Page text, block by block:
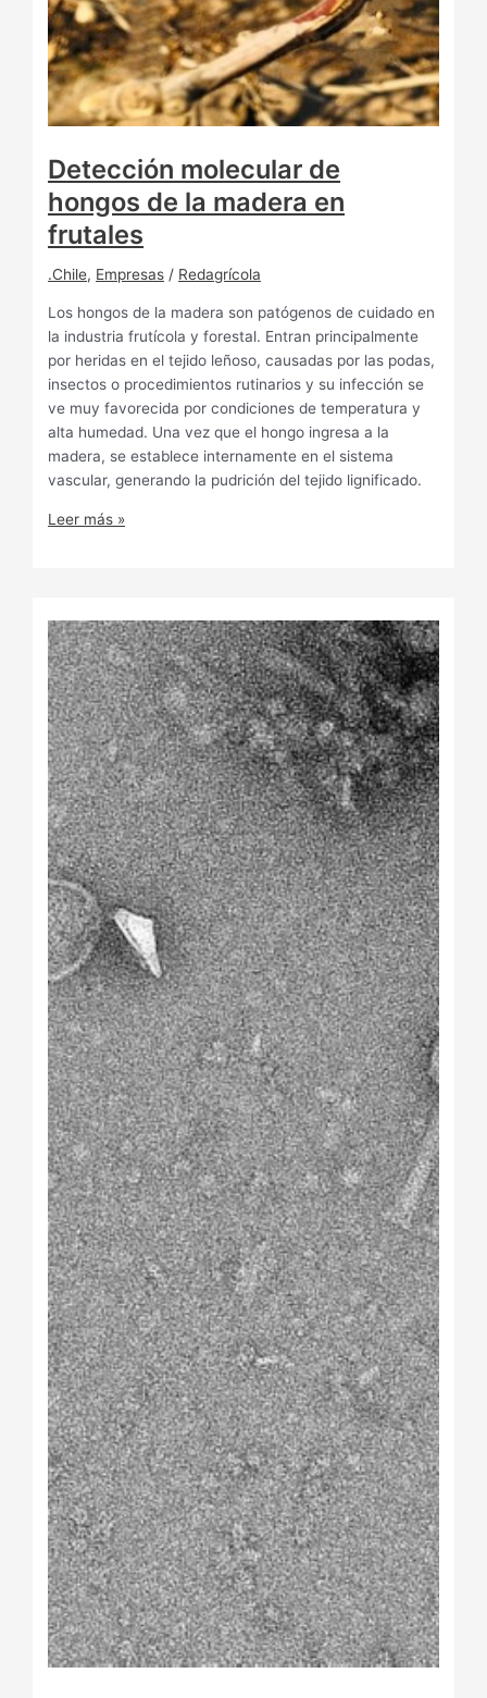
Detección molecular de
hongos de la madera en
frutales
.Chile, Empresas / Redagrícola
Los hongos de la madera son patógenos de cuidado en
la industria frutícola y forestal. Entran principalmente
por heridas en el tejido leñoso, causadas por las podas,
insectos o procedimientos rutinarios y su infección se
ve muy favorecida por condiciones de temperatura y
alta humedad. Una vez que el hongo ingresa a la
madera, se establece internamente en el sistema
vascular, generando la pudrición del tejido lignificado.
Leer más »